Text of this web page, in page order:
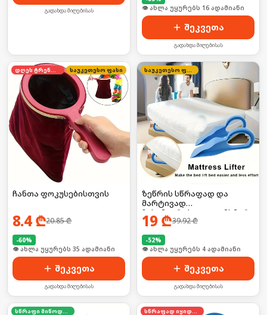
გადახდა მიღებისას
🛒 ბოლო 24სთ-ში იყიდა 21-მა
შეკვეთა
გადახდა მიღებისას
დღეს ტრენდში საუკეთესო ფასი
ჩანთა ფოკუსებისთვის
8.4₾20.85₾
-60%
🛒 ბოლო 24სთ-ში იყიდა 46-მა
შეკვეთა
გადახდა მიღებისას
საუკეთესო ფასი
ზეწრის სწრაფად და
მარტივად
ჩასამაგრებელი დამხმარე
19 ₾39.92₾
-52%
🛒 ბოლო 24სთ-ში იყიდა 6-მა
შეკვეთა
გადახდა მიღებისას
სწრაფი მიწოდება სწრაფად იყიდება